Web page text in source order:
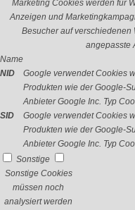
Marketing Cookies werden für
Anzeigen und
Besucher auf verschiedenen
angepasste
Name
NID
Google verwendet Cookies
Produkten wie der Google-
Anbieter Google Inc. Typ
SID
Google verwendet Cookies
Produkten wie der Google-
Anbieter Google Inc. Typ
Sonstige
Sonstige Cookies
müssen noch
analysiert werden